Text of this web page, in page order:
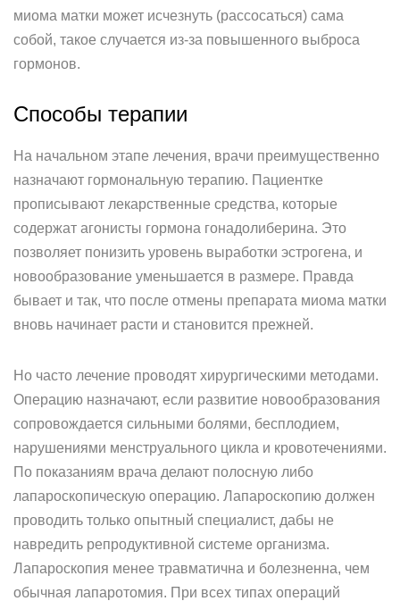
миома матки может исчезнуть (рассосаться) сама
собой, такое случается из-за повышенного выброса
гормонов.
Способы терапии
На начальном этапе лечения, врачи преимущественно
назначают гормональную терапию. Пациентке
прописывают лекарственные средства, которые
содержат агонисты гормона гонадолиберина. Это
позволяет понизить уровень выработки эстрогена, и
новообразование уменьшается в размере. Правда
бывает и так, что после отмены препарата миома матки
вновь начинает расти и становится прежней.
Но часто лечение проводят хирургическими методами.
Операцию назначают, если развитие новообразования
сопровождается сильными болями, бесплодием,
нарушениями менструального цикла и кровотечениями.
По показаниям врача делают полосную либо
лапароскопическую операцию. Лапароскопию должен
проводить только опытный специалист, дабы не
навредить репродуктивной системе организма.
Лапароскопия менее травматична и болезненна, чем
обычная лапаротомия. При всех типах операций